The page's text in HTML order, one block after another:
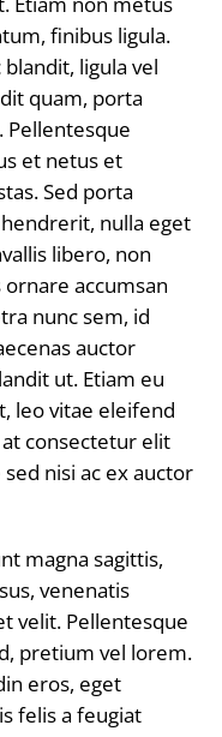
finibus ligula.
ligula vel
quam, porta
et netus et
Sed porta
nulla eget
libero, non
accumsan
nunc sem, id
auctor
ut. Etiam eu
leo vitae eleifend
consectetur elit
nisi ac ex auctor
magna sagittis,
venenatis
velit. Pellentesque
pretium vel lorem.
eros, eget
felis a feugiat